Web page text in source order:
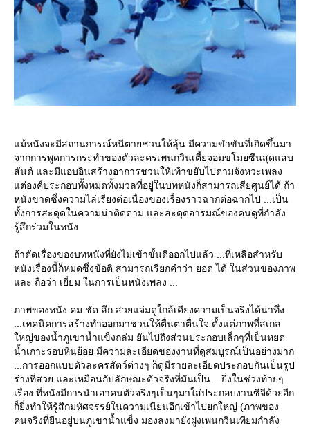
ม้หนังจะมีสถานการณ์หนีตายชวนให้ลุ้น มีความขำขันที่เกิดขึ้นมา
จากการพูดการกระทำของตัวละครเพนกวินเตี้ยจอมขโมยซีนสุดแสบ
สันต์ และมีแอบอินสร้างอาการชวนให้เท้าขยับไปตามจังหวะเพลง
ต่องค์ประกอบทั้งหมดทั้งมวลที่อยู่ในบทหนังก็สามารถเสียศูนย์ได้ ถ้า
หนังขาดซึ่งความไล่เรียงต่อเนื่องของเรื่องราวฉากต่อฉากไป ...เป็น
ทั้งการสะดุดในความน่าติดตาม และสะดุดอารมณ์ของคนดูที่กำลัง
รู้สึกร่วมในหนัง
ถ้าตัดเรื่องของบทหนังที่ยังไม่เข้าขั้นดีออกไปแล้ว ...ที่เหลือสำหรับ
หนังเรื่องนี้ก็หมดซึ่งข้อติ สามารถเรียกคำว่า ยอด ได้ ในส่วนของภาพ
ละ ถือว่า เยี่ยม ในการเป็นหนังเพลง ...
ภาพของหนัง คม ชัด ลึก สวยแจ่มดูใกล้เคียงความเป็นจริงได้น่าทึ่ง
...เทคนิคการสร้างทำออกมาชวนให้ตื่นตาตื่นใจ ตั้งแต่ภาพที่สเกล
หญ่ของน้ำภูเขาน้ำแข็งถล่ม ยันไปถึงส่วนประกอบเล็กๆที่เป็นหยด
น้ำเกาะรอบหินย้อย มีความละเอียดของงานที่ดูสมบูรณ์เป็นอย่างมาก
...การออกแบบตัวละครสัตว์ต่างๆ ก็ดูมีรายละเอียดประกอบกันเป็นรูป
ร่างที่สวย และเหมือนกับลักษณะตัวจริงที่มันเป็น ...ยิ่งในช่วงท้ายๆ
เรื่อง ที่หนังมีการนำเอาคนตัวจริงๆเป็นๆมาใส่ประกอบงานซีจีด้วยอีก
ก็ยิ่งทำให้รู้สึกมหัศจรรย์ในความเนียนอีกเข้าไปยกใหญ่ (ภาพของ
คนจริงที่ยืนอยู่บนภูเขาน้ำแข็ง มองลงมายังฝูงเพนกวินเทียมกำลัง